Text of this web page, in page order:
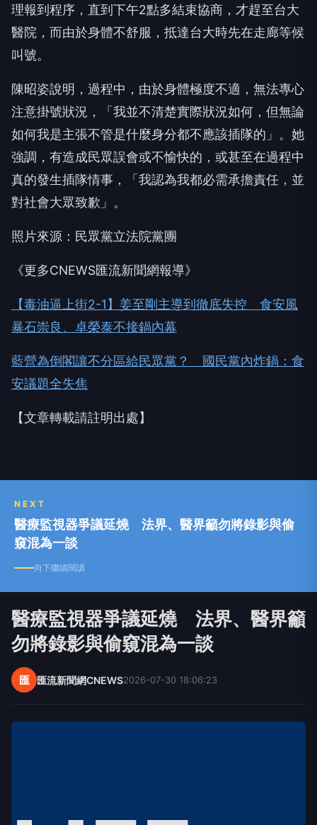
理報到程序，直到下午2點多結束協商，才趕至台大
醫院，而由於身體不舒服，抵達台大時先在走廊等候
叫號。
陳昭姿說明，過程中，由於身體極度不適，無法專心
注意掛號狀況，「我並不清楚實際狀況如何，但無論
如何我是主張不管是什麼身分都不應該插隊的」。她
強調，有造成民眾誤會或不愉快的，或甚至在過程中
真的發生插隊情事，「我認為我都必需承擔責任，並
對社會大眾致歉」。
照片來源：民眾黨立法院黨團
《更多CNEWS匯流新聞網報導》
【毒油逼上街2-1】姜至剛主導到徹底失控 食安風
暴石崇良、卓榮泰不接鍋內幕
藍營為倒閣讓不分區給民眾黨？ 國民黨內炸鍋：食
安議題全失焦
【文章轉載請註明出處】
NEXT
醫療監視器爭議延燒 法界、醫界籲勿將錄影與偷
窺混為一談
向下繼續閱讀
醫療監視器爭議延燒 法界、醫界籲
勿將錄影與偷窺混為一談
匯 匯流新聞網CNEWS2026-07-30 18:06:23